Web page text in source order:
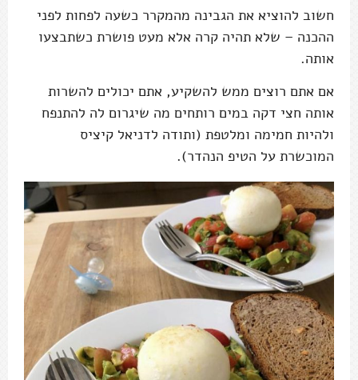
חשוב להוציא את הגבינה מהמקרר כשעה לפחות לפני
ההכנה – שלא תהיה קרה אלא מעט פושרת כשתבצעו
אותה.
אם אתם רוצים ממש להשקיע, אתם יכולים להשרות
אותה חצי דקה במים רותחים מה שיגרום לה להתנפח
ולהיות חמימה ומלטפת (ותודה לדניאל קיציס
המוכשרת על הטיפ הנהדר).